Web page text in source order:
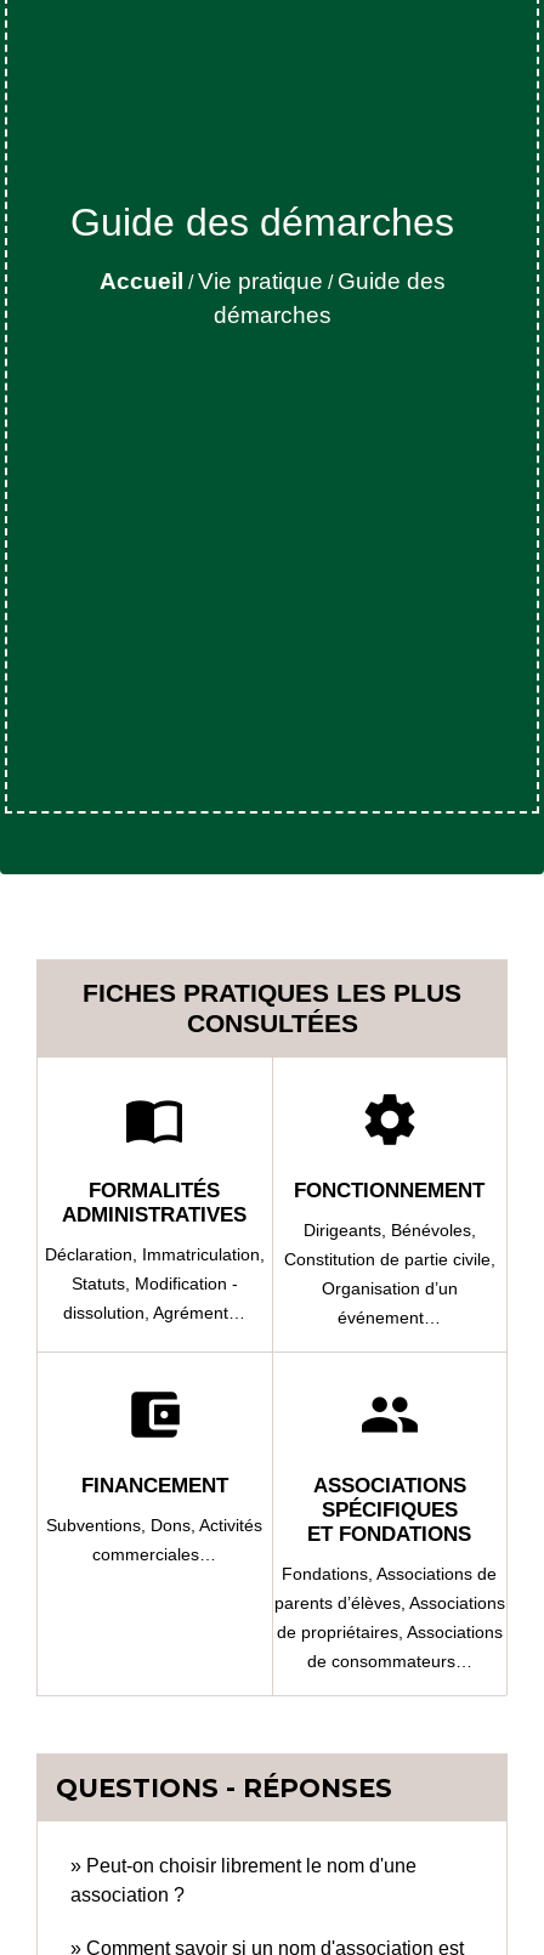
Guide des démarches
Accueil /Vie pratique / Guide des
démarches
FICHES PRATIQUES LES PLUS
CONSULTÉES
import_contacts
FORMALITÉS
ADMINISTRATIVES
Déclaration, Immatriculation,
Statuts, Modification -
dissolution,Agrément…
settings
FONCTIONNEMENT
Dirigeants, Bénévoles,
Constitution de partie civile,
Organisation d’un
événement…
account_balance_wallet
FINANCEMENT
Subventions, Dons,Activités
commerciales…
group
ASSOCIATIONS
SPÉCIFIQUES
ET FONDATIONS
Fondations,Associations de
parents d’élèves, Associations
de propriétaires, Associations
de consommateurs…
QUESTIONS - RÉPONSES
Peut-on choisir librement le nom d'une
association ?
Comment savoir si un nom d'association est